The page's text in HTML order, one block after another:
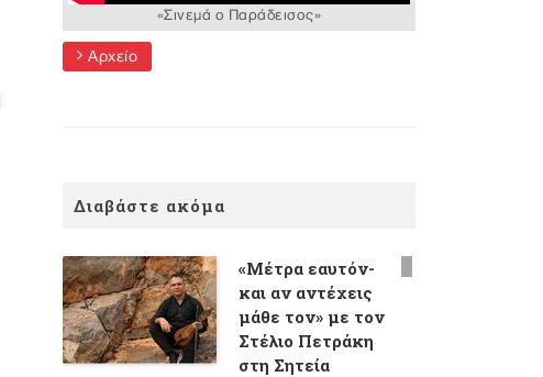
«Σινεμά ο Παράδεισος»
Αρχείο
Διαβάστε ακόμα
«Μέτρα εαυτόν-
και αν αντέχεις
μάθε τον» με τον
Στέλιο Πετράκη
στη Σητεία